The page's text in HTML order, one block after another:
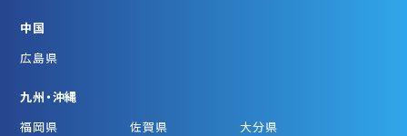
中国
広島県
九州・沖縄
福岡県
佐賀県 大分県